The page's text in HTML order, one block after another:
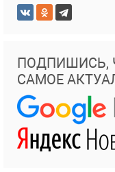
ПОДПИШИСЬ,
САМОЕ